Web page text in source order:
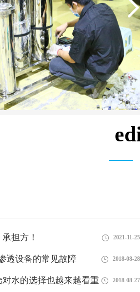
担方！ 2021-11-25
透设备的常见故障 2018-08-28
水的选择也越来越看重 2018-08-27